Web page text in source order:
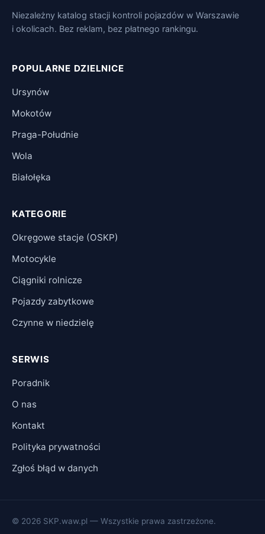
Niezależny katalog stacji kontroli pojazdów w Warszawie
i okolicach. Bez reklam, bez płatnego rankingu.
POPULARNE DZIELNICE
Ursynów
Mokotów
Praga-Południe
Wola
Białołęka
KATEGORIE
Okręgowe stacje (OSKP)
Motocykle
Ciągniki rolnicze
Pojazdy zabytkowe
Czynne w niedzielę
SERWIS
Poradnik
O nas
Kontakt
Polityka prywatności
Zgłoś błąd w danych
© 2026 SKP.waw.pl — Wszystkie prawa zastrzeżone.